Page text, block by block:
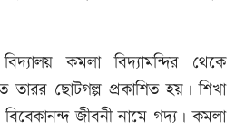
কমলা বিদ্যামন্দির থেকে
তারর ছোটগল্প প্রকাশিত হয়। শিখা
বিবেকানন্দ জীবনী নামে গদ্য। কমলা